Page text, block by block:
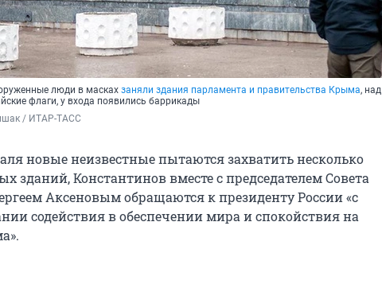
люди в масках заняли здания парламента и правительства Крыма, над
флаги, у входа появились баррикады
/ ИТАР-ТАСС
новые неизвестные пытаются захватить несколько
зданий, Константинов вместе с председателем Совета
Аксеновым обращаются к президенту России «с
содействия в обеспечении мира и спокойствия на